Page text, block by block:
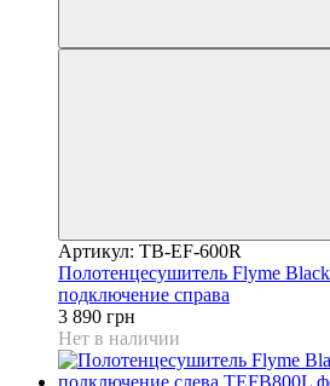
Артикул: TB-EF-600R
Полотенцесушитель Flyme
подключение справа
3 890 грн
Нет в наличии